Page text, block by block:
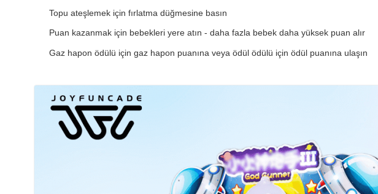
Topu ateşlemek için fırlatma düğmesine basın
Puan kazanmak için bebekleri yere atın - daha fazla bebek daha yüksek puan alır
Gaz hapon ödülü için gaz hapon puanına veya ödül ödülü için ödül puanına ulaşın